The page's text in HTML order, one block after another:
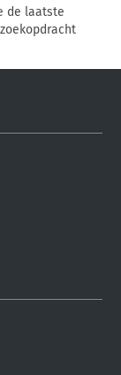
de laatste